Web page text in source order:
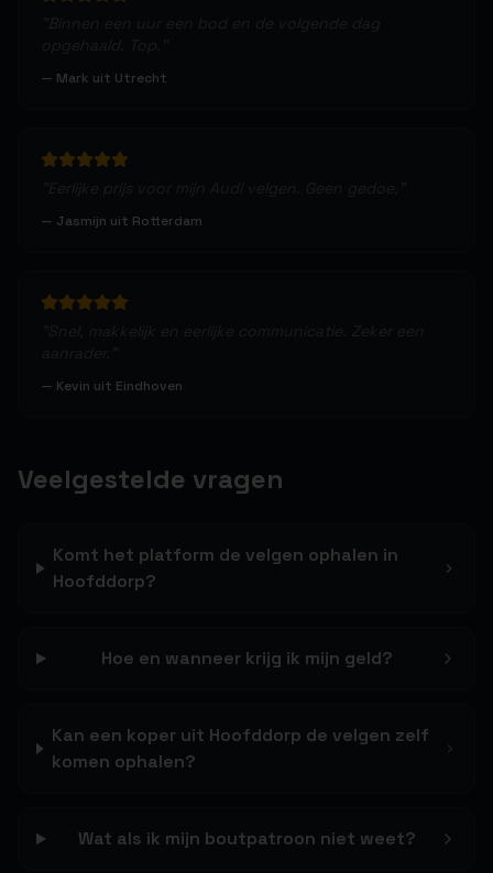
— Mark uit Utrecht
— Jasmijn uit Rotterdam
— Kevin uit Eindhoven
Veelgestelde vragen
Komt het platform de velgen ophalen in
Hoofddorp?
Hoe en wanneer krijg ik mijn geld?
Kan een koper uit Hoofddorp de velgen zelf
komen ophalen?
Wat als ik mijn boutpatroon niet weet?